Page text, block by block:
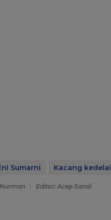
Sumarni Kacang kedelai
Editor: Acep Sandi